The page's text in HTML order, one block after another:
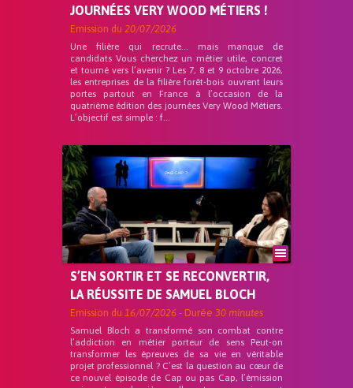
JOURNÉES VERY WOOD MÉTIERS !
Emission du 20/07/2026
Une filière qui recrute… mais manque de
candidats Vous cherchez un métier utile, concret
et tourné vers l’avenir ? Les 7, 8 et 9 octobre 2026,
les entreprises de la filière forêt-bois ouvrent leurs
portes partout en France à l’occasion de la
quatrième édition des journées Very Wood Métiers.
L’objectif est simple : f...
S’EN SORTIR ET SE RECONVERTIR,
LA RÉUSSITE DE SAMUEL BLOCH
Emission du 16/07/2026 - Durée 30 minutes
Samuel Bloch a transformé son combat contre
l’addiction en métier porteur de sens Peut-on
transformer les épreuves de sa vie en véritable
projet professionnel ? C’est la question au cœur de
ce nouvel épisode de Cap ou pas Cap, l’émission